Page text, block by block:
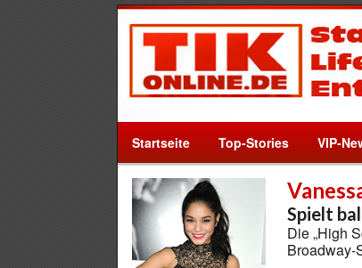
Startseite Top-Stories VIP-
Spielt
Die „High
Broadway-